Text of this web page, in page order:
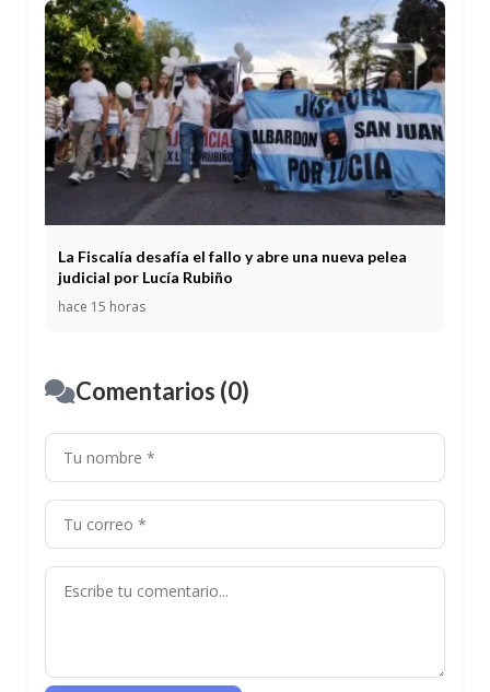
La Fiscalía desafía el fallo y abre una nueva pelea
judicial por Lucía Rubiño
hace 15 horas
Comentarios (0)